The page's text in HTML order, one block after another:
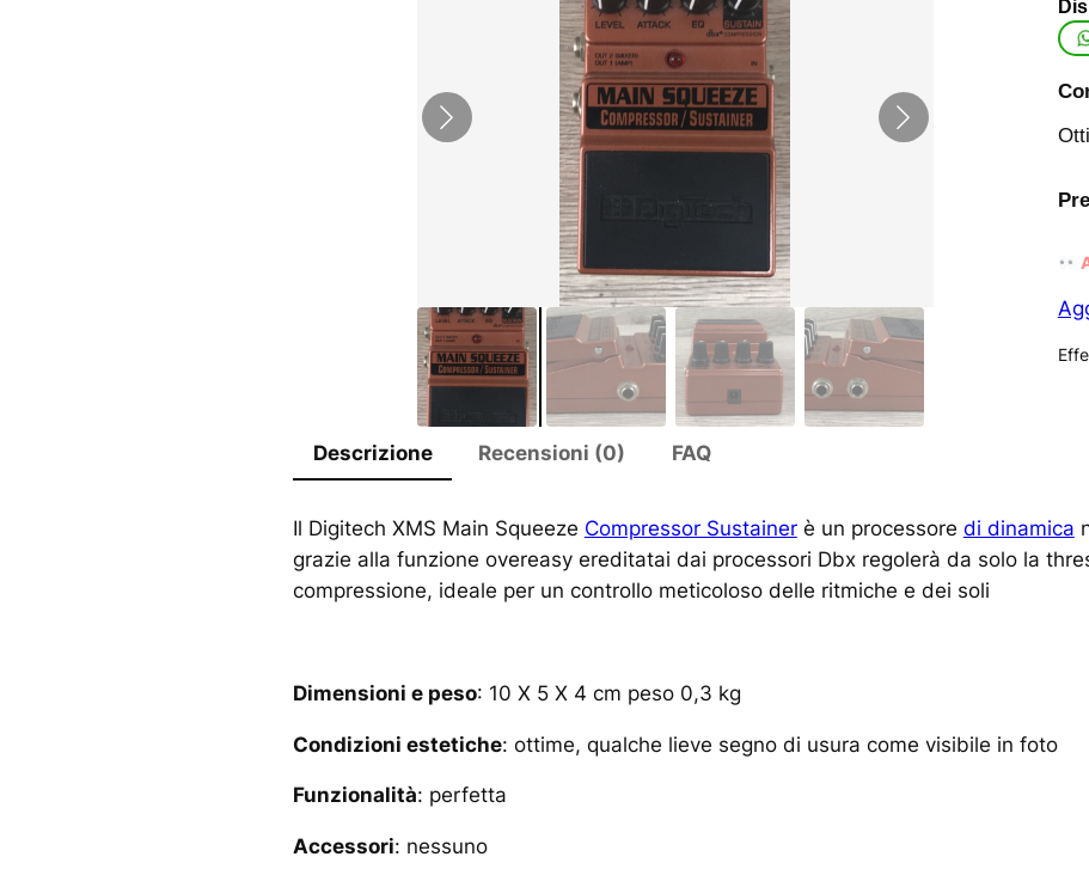
Descrizione Recensioni (0) FAQ
Il Digitech XMS Main Squeeze Compressor Sustainerè un processore di dinamica
grazie alla funzione overeasy ereditatai dai processori Dbx regolerà da solo la
compressione, ideale per un controllo meticoloso delle ritmiche e dei soli
Dimensioni e peso: 10 X 5 X 4 cm peso 0,3 kg
Condizioni estetiche: ottime, qualche lieve segno di usura come visibile in foto
Funzionalità: perfetta
Accessori: nessuno